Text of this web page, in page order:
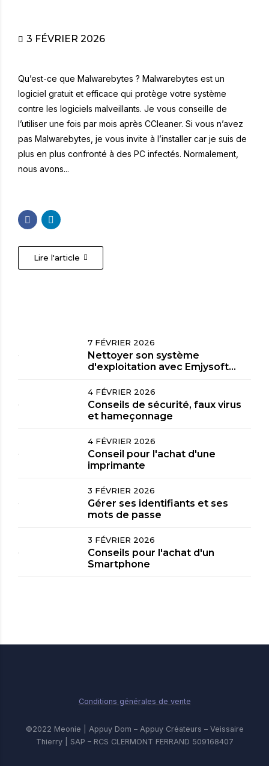
3 FÉVRIER 2026
Qu’est-ce que Malwarebytes ? Malwarebytes est un
logiciel gratuit et efficace qui protège votre système
contre les logiciels malveillants. Je vous conseille de
l’utiliser une fois par mois après CCleaner. Si vous n’avez
pas Malwarebytes, je vous invite à l’installer car je suis de
plus en plus confronté à des PC infectés. Normalement,
nous avons...
Lire l'article
7 FÉVRIER 2026
Nettoyer son système
d'exploitation avec Emjysoft
4 FÉVRIER 2026
Conseils de sécurité, faux virus
et hameçonnage
4 FÉVRIER 2026
Conseil pour l'achat d'une
imprimante
3 FÉVRIER 2026
Gérer ses identifiants et ses
mots de passe
3 FÉVRIER 2026
Conseils pour l'achat d'un
Smartphone
Conditions générales de vente
©2022 Meonie | Appuy Dom – Appuy Créateurs – Veissaire
Thierry | SAP – RCS CLERMONT FERRAND 509168407